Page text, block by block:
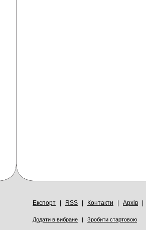
Експорт RSS Контакти Архів
Додати в вибране | Зробити стартовою